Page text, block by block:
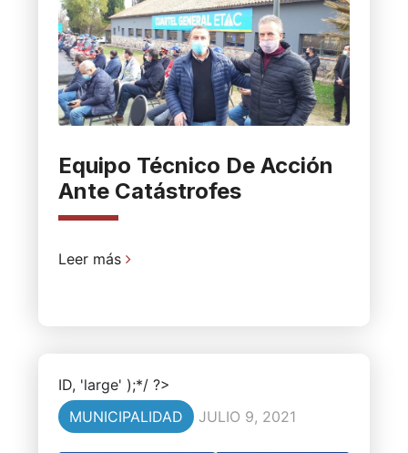
Equipo Técnico De Acción
Ante Catástrofes
Leer más
ID, 'large' );*/ ?>
MUNICIPALIDAD
JULIO 9, 2021